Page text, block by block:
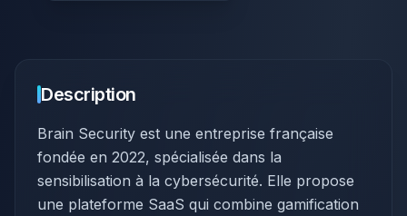
Description
​Brain Security est une entreprise française
fondée en 2022, spécialisée dans la
sensibilisation à la cybersécurité. Elle propose
une plateforme SaaS qui combine gamification